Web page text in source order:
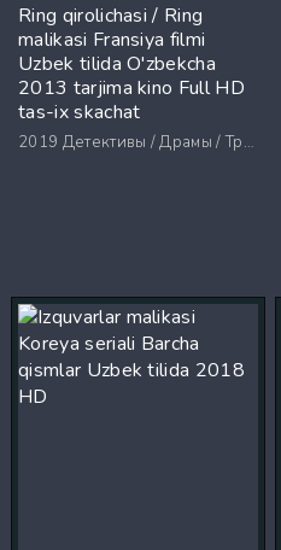
Ring qirolichasi / Ring
malikasi Fransiya filmi
Uzbek tilida O'zbekcha
2013 tarjima kino Full HD
tas-ix skachat
2019 Детективы / Драмы / Триллеры / Ужасы